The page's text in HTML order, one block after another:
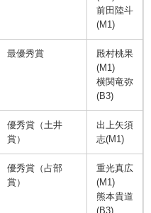
前田陸斗
(M1)
最優秀賞
殿村桃果
(M1)
横関竜弥
(B3)
優秀賞（土井
賞）
出上矢須
志(M1)
優秀賞（占部
賞）
重光真広
(M1)
熊本貴道
(B3)